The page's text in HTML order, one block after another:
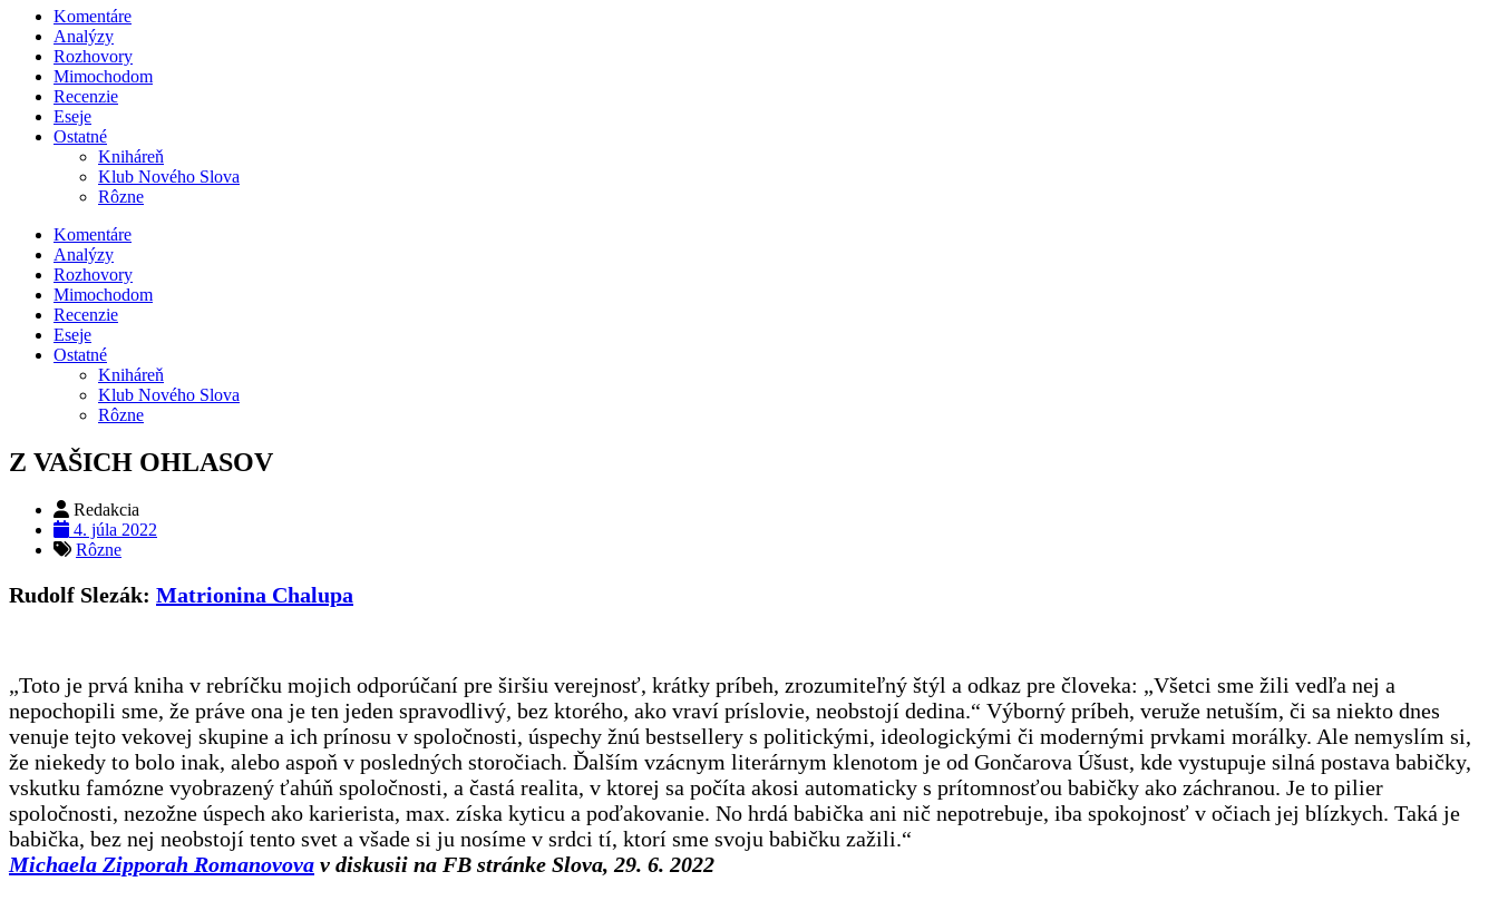
Komentáre
Analýzy
Rozhovory
Mimochodom
Recenzie
Eseje
Ostatné
Kniháreň
Klub Nového Slova
Rôzne
Komentáre
Analýzy
Rozhovory
Mimochodom
Recenzie
Eseje
Ostatné
Kniháreň
Klub Nového Slova
Rôzne
Z VAŠICH OHLASOV
Redakcia
4. júla 2022
Rôzne
Rudolf Slezák: Matrionina Chalupa
„Toto je prvá kniha v rebríčku mojich odporúčaní pre širšiu verejnosť, krátky príbeh, zrozumiteľný štýl a odkaz pre človeka: „Všetci sme žili vedľa nej a
nepochopili sme, že práve ona je ten jeden spravodlivý, bez ktorého, ako vraví príslovie, neobstojí dedina.“ Výborný príbeh, veruže netuším, či sa niekto dnes
venuje tejto vekovej skupine a ich prínosu v spoločnosti, úspechy žnú bestsellery s politickými, ideologickými či modernými prvkami morálky. Ale nemyslím si,
že niekedy to bolo inak, alebo aspoň v posledných storočiach. Ďalším vzácnym literárnym klenotom je od Gončarova Úšust, kde vystupuje silná postava babičky,
vskutku famózne vyobrazený ťahúň spoločnosti, a častá realita, v ktorej sa počíta akosi automaticky s prítomnosťou babičky ako záchranou. Je to pilier
spoločnosti, nezožne úspech ako karierista, max. získa kyticu a poďakovanie. No hrdá babička ani nič nepotrebuje, iba spokojnosť v očiach jej blízkych. Taká je
babička, bez nej neobstojí tento svet a všade si ju nosíme v srdci tí, ktorí sme svoju babičku zažili.“
Michaela Zipporah Romanovova v diskusii na FB stránke Slova, 29. 6. 2022